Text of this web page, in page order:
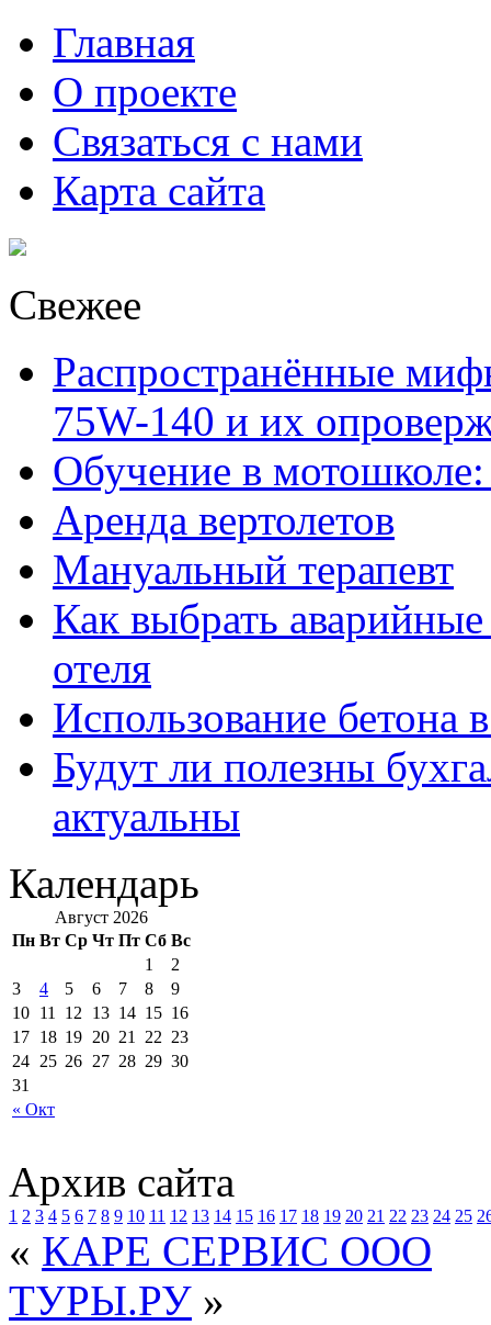
Главная
О проекте
Связаться с нами
Карта сайта
Свежее
Распространённые
75W-140 и их
Обучение в
Аренда вертолетов
Мануальный терапевт
Как выбрать
отеля
Использование бетона
Будут ли полезны
актуальны
Календарь
Август 2026
Пн Вт Ср Чт Пт Сб Вс
« Окт
1
2
3
4 5 6 7 8
9
10 11 12 13 14 15 16
17 18 19 20 21 22 23
24 25 26 27 28 29 30
31
Архив сайта
1 2 3 4 5 6 7 8 9 10 11 12 13 14 15 16 17 18 19 20 21 22 23 24 25
« КАРЕ СЕРВИС ООО
ТУРЫ.РУ »